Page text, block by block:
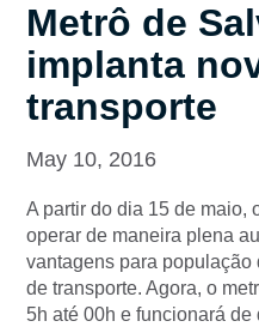
Metrô de
implanta
transporte
May 10, 2016
A partir do dia 15 de maio,
operar de maneira plena
vantagens para
de transporte. Agora, o
5h até 00h e funcionará